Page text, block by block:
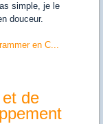
simple, je le
douceur.
en C...
de